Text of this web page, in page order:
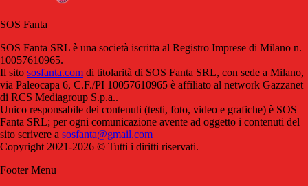
SOS Fanta
SOS Fanta SRL è una società iscritta al Registro Imprese di Milano n.
10057610965.
Il sito sosfanta.com di titolarità di SOS Fanta SRL, con sede a Milano,
via Paleocapa 6, C.F./PI 10057610965 è affiliato al network Gazzanet
di RCS Mediagroup S.p.a..
Unico responsabile dei contenuti (testi, foto, video e grafiche) è SOS
Fanta SRL; per ogni comunicazione avente ad oggetto i contenuti del
sito scrivere a sosfanta@gmail.com
Copyright 2021-2026 © Tutti i diritti riservati.
Footer Menu